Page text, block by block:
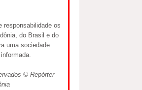
responsabilidade os
do Brasil e do
uma sociedade
© Repórter